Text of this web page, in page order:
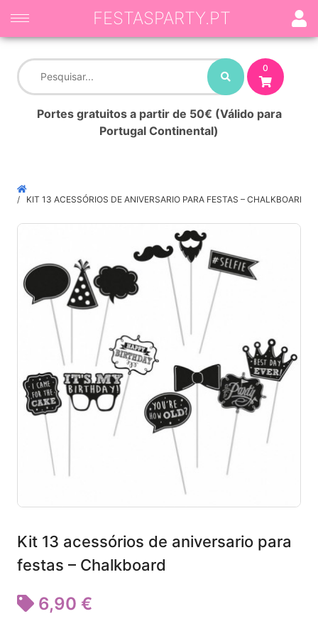
0
Portes gratuitos a partir de 50€ (Válido para
Portugal Continental)
FESTASPARTY.PT
KIT 13 ACESSÓRIOS DE ANIVERSARIO PARA FESTAS – CHALKBOARD
Kit 13 acessórios de aniversario para
festas – Chalkboard
6,90 €